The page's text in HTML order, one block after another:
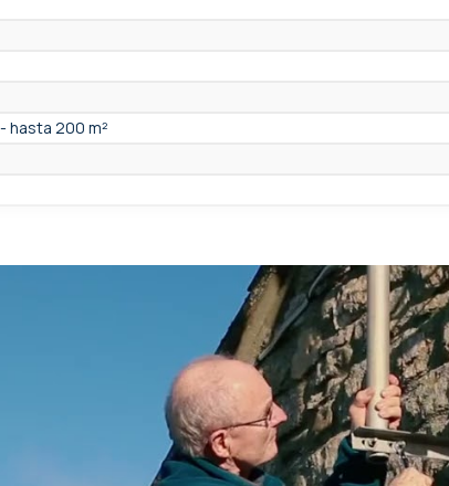
hasta 200 m²
SMS, Datos 3G, Datos 4G (sujeto a cobertura), Datos 5G